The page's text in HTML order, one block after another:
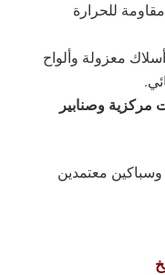
بأنابيب PPR مقاومة للحرارة
معزولة وألواح
وصنابير
وسباكين معتمدين